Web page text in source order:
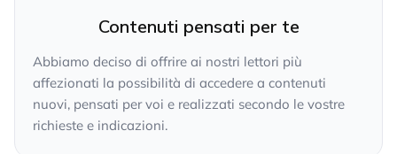
Contenuti pensati per te
Abbiamo deciso di offrire ai nostri lettori più
affezionati la possibilità di accedere a contenuti
nuovi, pensati per voi e realizzati secondo le vostre
richieste e indicazioni.